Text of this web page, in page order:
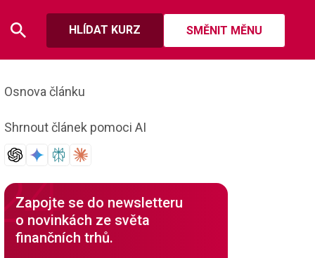
HLÍDAT KURZ SMĚNIT MĚNU
Osnova článku
Shrnout článek pomoci AI
Zapojte se do newsletteru
o novinkách ze světa
finančních trhů.